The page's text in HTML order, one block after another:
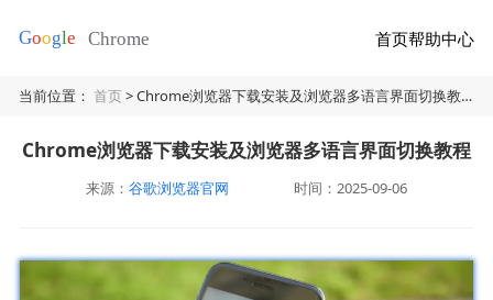
首页帮助中心
当前位置：首页> Chrome浏览器下载安装及浏览器多语言界面切换教程
Chrome浏览器下载安装及浏览器多语言界面切换教程
来源： 谷歌浏览器官网 时间：2025-09-06